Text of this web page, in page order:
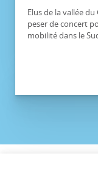
Elus de la vallée
peser de concert
mobilité dans le